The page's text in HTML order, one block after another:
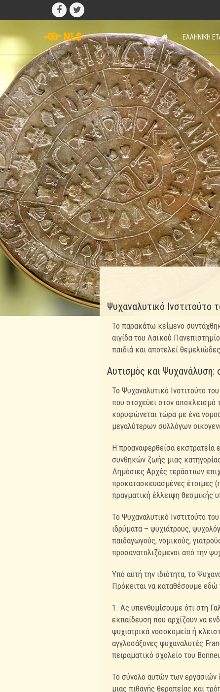
ΕΛΛΗΝΙΚΗ
Ψυχαναλυτικό Ινστιτούτο
Το παρακάτω κείμενο
αιγίδα του Λαϊκού
παιδιά και αποτελεί
Αυτισμός και Ψυχανάλυση:
Το Ψυχαναλυτικό Ινστιτούτο
που στοχεύει στον
κορυφώνεται τώρα με ένα
μεγαλύτερων συλλόγων
Η προαναφερθείσα εκστρατεία
συνθηκών ζωής μιας
Δημόσιες Αρχές τεράστιων
προκατασκευασμένες έτοιμες
πραγματική έλλειψη θεσμικής
Το Ψυχαναλυτικό Ινστιτούτο
ιδρύματα – ψυχιάτρους,
παιδαγωγούς, νομικούς,
προσανατολιζόμενοι από την
Υπό αυτή την ιδιότητα, το
Πρόκειται να καταθέσουμε εδώ
1. Ας υπενθυμίσουμε ότι στη
εκπαίδευση που αρχίζουν να
ψυχιατρικά νοσοκομεία ή
αγγλοσάξονες ψυχαναλυτές
πειραματικό σχολείο του
Το σύνολο αυτών των εργασιών
μιας πιθανής θεραπείας και